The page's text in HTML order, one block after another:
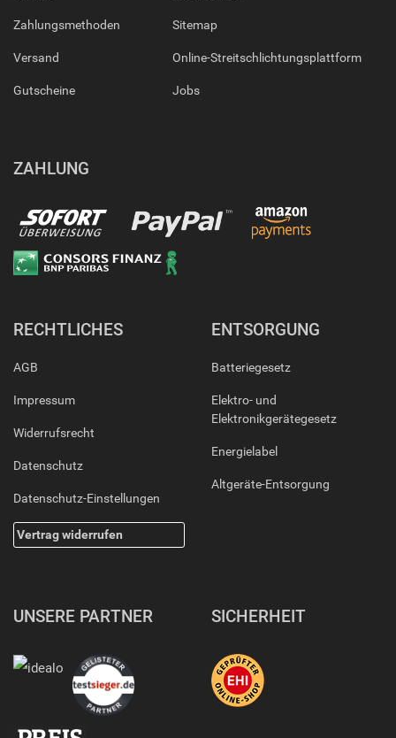
Zahlungsmethoden
Versand
Gutscheine
Sitemap
Online-Streitschlichtungsplattform
Jobs
ZAHLUNG
RECHTLICHES
AGB
Impressum
Widerrufsrecht
Datenschutz
Datenschutz-Einstellungen
Vertrag widerrufen
ENTSORGUNG
Batteriegesetz
Elektro- und
Elektronikgerätegesetz
Energielabel
Altgeräte-Entsorgung
UNSERE PARTNER SICHERHEIT